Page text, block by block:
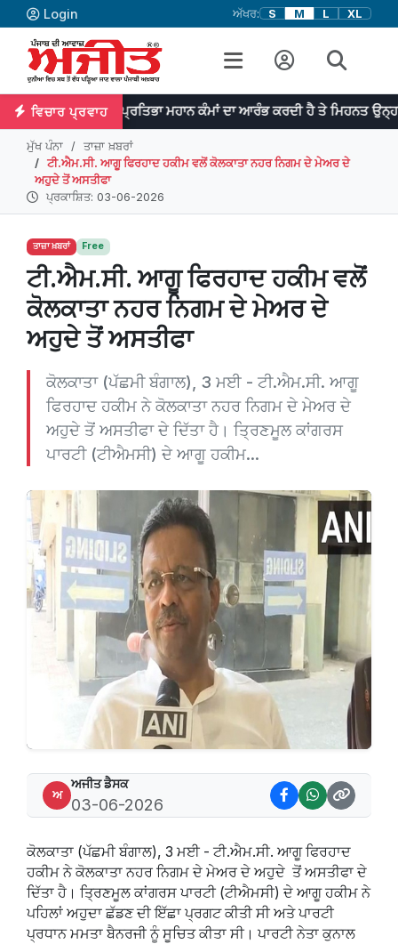
Login ਅੱਖਰ: S M L XL
ਵਿਚਾਰ ਪ੍ਰਵਾਹ
ਪ੍ਰਤਿਭਾ ਮਹਾਨ ਕੰਮਾਂ ਦਾ ਆਰੰਭ ਕਰਦੀ ਹੈ ਤੇ ਮਿਹਨਤ ਉਨ੍ਹਾਂ ਨੂੰ ਨੇਪਰੇ
ਮੁੱਖ ਪੰਨਾ
ਤਾਜ਼ਾ ਖ਼ਬਰਾਂ
ਟੀ.ਐਮ.ਸੀ. ਆਗੂ ਫਿਰਹਾਦ ਹਕੀਮ ਵਲੋਂ ਕੋਲਕਾਤਾ ਨਹਰ ਨਿਗਮ ਦੇ ਮੇਅਰ ਦੇ
ਅਹੁਦੇ ਤੋਂ ਅਸਤੀਫਾ
ਪ੍ਰਕਾਸ਼ਿਤ: 03-06-2026
ਤਾਜ਼ਾ ਖ਼ਬਰਾਂ Free
ਟੀ.ਐਮ.ਸੀ. ਆਗੂ ਫਿਰਹਾਦ ਹਕੀਮ ਵਲੋਂ
ਕੋਲਕਾਤਾ ਨਹਰ ਨਿਗਮ ਦੇ ਮੇਅਰ ਦੇ
ਅਹੁਦੇ ਤੋਂ ਅਸਤੀਫਾ
ਕੋਲਕਾਤਾ (ਪੱਛਮੀ ਬੰਗਾਲ), 3 ਮਈ - ਟੀ.ਐਮ.ਸੀ. ਆਗੂ
ਫਿਰਹਾਦ ਹਕੀਮ ਨੇ ਕੋਲਕਾਤਾ ਨਹਰ ਨਿਗਮ ਦੇ ਮੇਅਰ ਦੇ
ਅਹੁਦੇ ਤੋਂ ਅਸਤੀਫਾ ਦੇ ਦਿੱਤਾ ਹੈ। ਤ੍ਰਿਣਮੂਲ ਕਾਂਗਰਸ
ਪਾਰਟੀ (ਟੀਐਮਸੀ) ਦੇ ਆਗੂ ਹਕੀਮ...
ਅ
ਅਜੀਤ ਡੈਸਕ
03-06-2026
ਕੋਲਕਾਤਾ (ਪੱਛਮੀ ਬੰਗਾਲ), 3 ਮਈ - ਟੀ.ਐਮ.ਸੀ. ਆਗੂ ਫਿਰਹਾਦ
ਹਕੀਮ ਨੇ ਕੋਲਕਾਤਾ ਨਹਰ ਨਿਗਮ ਦੇ ਮੇਅਰ ਦੇ ਅਹੁਦੇ ਤੋਂ ਅਸਤੀਫਾ ਦੇ
ਦਿੱਤਾ ਹੈ। ਤ੍ਰਿਣਮੂਲ ਕਾਂਗਰਸ ਪਾਰਟੀ (ਟੀਐਮਸੀ) ਦੇ ਆਗੂ ਹਕੀਮ ਨੇ
ਪਹਿਲਾਂ ਅਹੁਦਾ ਛੱਡਣ ਦੀ ਇੱਛਾ ਪ੍ਰਗਟ ਕੀਤੀ ਸੀ ਅਤੇ ਪਾਰਟੀ
ਪ੍ਰਧਾਨ ਮਮਤਾ ਬੈਨਰਜੀ ਨੂੰ ਸੂਚਿਤ ਕੀਤਾ ਸੀ। ਪਾਰਟੀ ਨੇਤਾ ਕੁਨਾਲ